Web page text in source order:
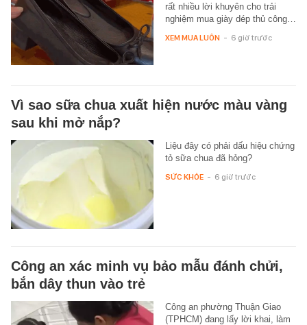
rất nhiều lời khuyên cho trải
nghiệm mua giày dép thủ công…
XEM MUA LUÔN - 6 giờ trước
Vì sao sữa chua xuất hiện nước màu vàng
sau khi mở nắp?
Liệu đây có phải dấu hiệu chứng
tỏ sữa chua đã hỏng?
SỨC KHỎE - 6 giờ trước
Công an xác minh vụ bảo mẫu đánh chửi,
bắn dây thun vào trẻ
Công an phường Thuận Giao
(TPHCM) đang lấy lời khai, làm